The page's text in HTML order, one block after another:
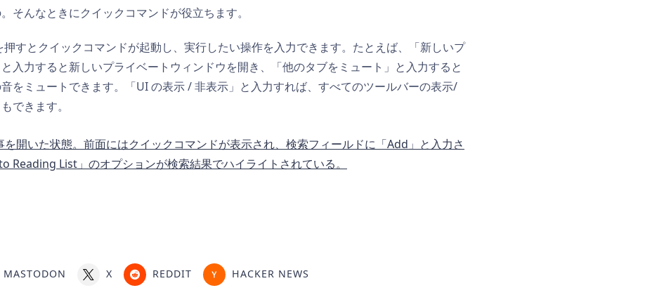
そんなときにクイックコマンドが役立ちます。
すとクイックコマンドが起動し、実行したい操作を入力できます。たとえば、「新しいプ
入力すると新しいプライベートウィンドウを開き、「他のタブをミュート 」と入力すると
をミュートできます。「UI の表示 / 非表示 」と入力すれば、すべてのツールバーの表示/
できます。
MASTODON X REDDIT HACKER NEWS